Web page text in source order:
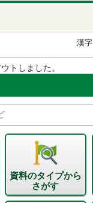
漢字
トしました。
資料のタイプから
さがす